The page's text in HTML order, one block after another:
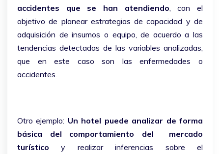
accidentes que se han atendiendo , con el
objetivo de planear estrategias de capacidad y de
adquisición de insumos o equipo, de acuerdo a las
tendencias detectadas de las variables analizadas,
que en este caso son las enfermedades o
accidentes.
Otro ejemplo: Un hotel puede analizar de forma
básica del comportamiento del mercado
turístico y realizar inferencias sobre el